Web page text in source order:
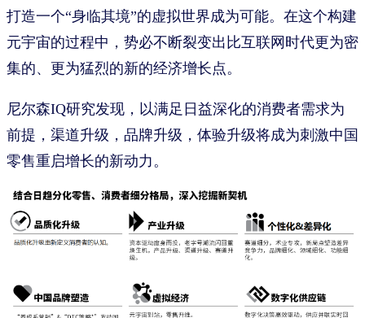
打造一个“身临其境”的虚拟世界成为可能。在这个构建
元宇宙的过程中，势必不断裂变出比互联网时代更为密
集的、更为猛烈的新的经济增长点。
尼尔森IQ研究发现，以满足日益深化的消费者需求为
前提，渠道升级，品牌升级，体验升级将成为刺激中国
零售重启增长的新动力。